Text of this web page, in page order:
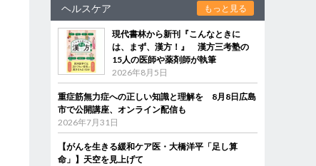
ヘルスケア もっと見る
現代書林から新刊『こんなときに
は、まず、漢方！』 漢方三考塾の
15人の医師や薬剤師が執筆
2026年8月5日
重症筋無力症への正しい知識と理解を 8月8日広島
市で公開講座、オンライン配信も
2026年7月31日
【がんを生きる緩和ケア医・大橋洋平「足し算
命」】天空を見上げて